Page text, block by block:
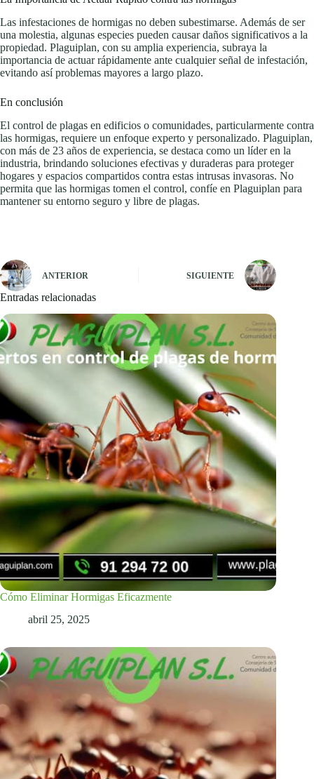
Las infestaciones de hormigas no deben subestimarse. Además de ser
una molestia, algunas especies pueden causar daños significativos a la
propiedad. Plaguiplan, con su amplia experiencia, subraya la
importancia de actuar rápidamente ante cualquier señal de infestación,
evitando así problemas mayores a largo plazo.
En conclusión
El control de plagas en edificios o comunidades, particularmente contra
las hormigas, requiere un enfoque experto y personalizado. Plaguiplan,
con más de 23 años de experiencia, se destaca como un líder en la
industria, brindando soluciones efectivas y duraderas para proteger
hogares y espacios compartidos contra estas intrusas invasoras. No
permita que las hormigas tomen el control, confíe en Plaguiplan para
mantener su entorno seguro y libre de plagas.
ANTERIOR SIGUIENTE
Entradas relacionadas
Cómo Eliminar Hormigas Eficazmente
abril 25, 2025